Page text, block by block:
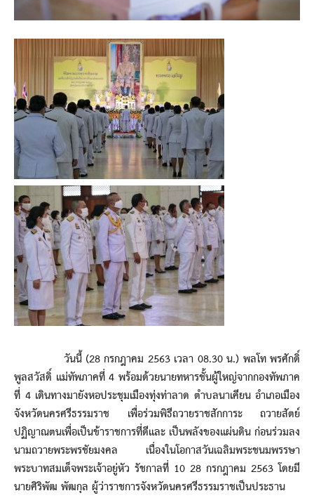
วันนี้ (28 กรกฎาคม 2563 เวลา 08.30 น.) พลโท พรศักดิ์
พูลสวัสดิ์ แม่ทัพภาคที่ 4 พร้อมด้วยนายทหารชั้นผู้ใหญ่จากกองทัพภาค
ที่ 4 เดินทางมายังหอประชุมเมืองทุ่งท่าลาด ตำบลนาเคียน อำเภอเมือง
จังหวัดนครศรีธรรมราช เพื่อร่วมพิธีถวายราชสักการะ ถวายสัตย์
ปฏิญาณตนเพื่อเป็นข้าราชการที่ดีและ เป็นพลังของแผ่นดิน ก่อนร่วมลง
นามถวายพระพรชัยมงคล เนื่องในโอกาสวันเฉลิมพระชนมพรรษา
พระบาทสมเด็จพระเจ้าอยู่หัว รัชกาลที่ 10 28 กรกฎาคม 2563 โดยมี
นายศิริพัฒ พัฒกุล ผู้ว่าราชการจังหวัดนครศรีธรรมราชเป็นประธาน